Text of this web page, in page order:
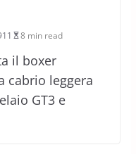
8 min read
il boxer
cabrio leggera
GT3 e